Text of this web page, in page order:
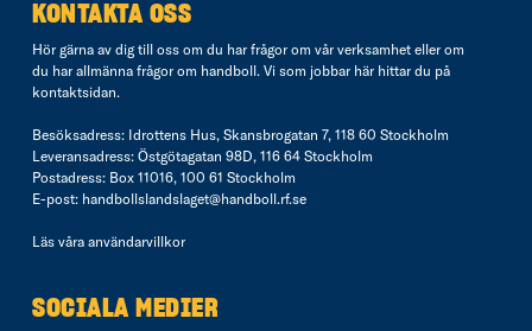
KONTAKTA OSS
Hör gärna av dig till oss om du har frågor om vår verksamhet eller om
du har allmänna frågor om handboll. Vi som jobbar här hittar du på
kontaktsidan.
Besöksadress: Idrottens Hus, Skansbrogatan 7, 118 60 Stockholm
Leveransadress: Östgötagatan 98D, 116 64 Stockholm
Postadress: Box 11016, 100 61 Stockholm
E-post: handbollslandslaget@handboll.rf.se
Läs våra användarvillkor
SOCIALA MEDIER